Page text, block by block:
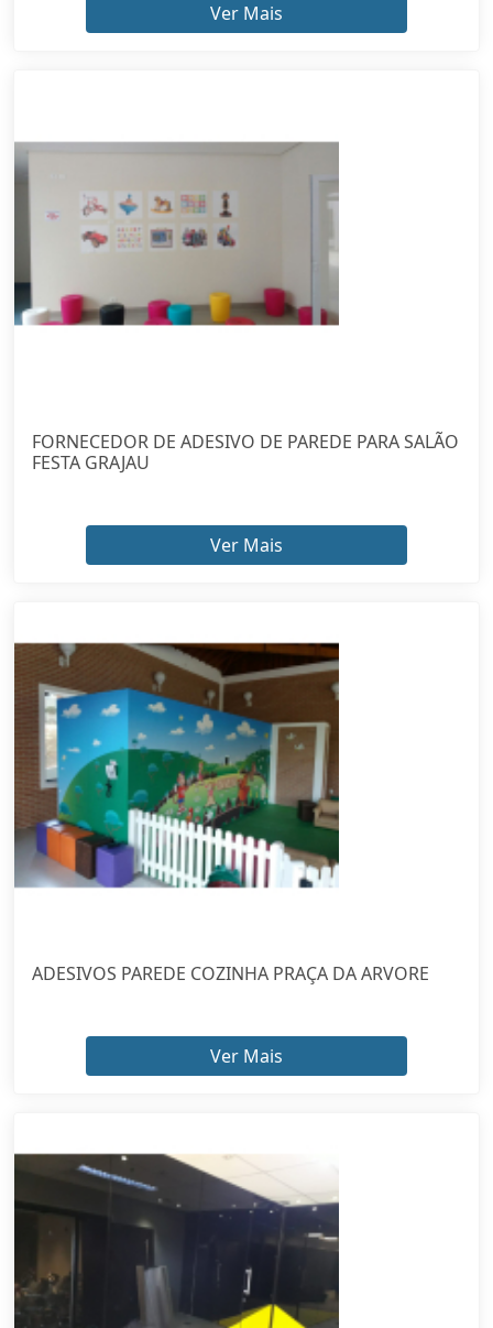
Ver Mais
FORNECEDOR DE ADESIVO DE PAREDE PARA SALÃO
FESTA GRAJAU
Ver Mais
ADESIVOS PAREDE COZINHA PRAÇA DA ARVORE
Ver Mais